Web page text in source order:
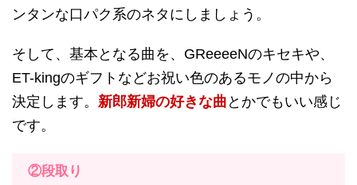
ンタンな口パク系のネタにしましょう。
そして、基本となる曲を、GReeeeNのキセキや、
ET-kingのギフトなどお祝い色のあるモノの中から
決定します。 新郎新婦の好きな曲 とかでもいい感じ
です。
②段取り